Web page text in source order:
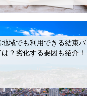
地域でも利用できる結束バ
は？劣化する要因も紹介！